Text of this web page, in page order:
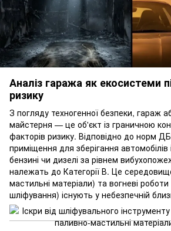
Аналіз гаража як екосистеми
ризику
З погляду техногенної безпеки, гараж
майстерня — це об'єкт із граничною
факторів ризику. Відповідно до норм
приміщення для зберігання автомобілів
бензині чи дизелі за рівнем
належать до Категорії В. Це
мастильні матеріали) та вогневі
шліфування) існують у небезпечній